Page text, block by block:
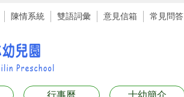
陳情系統 雙語詞彙 意見信箱 常見問答
行事曆 士幼簡介